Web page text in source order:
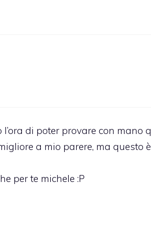
di poter provare con mano
a mio parere, ma questo
per te michele :P